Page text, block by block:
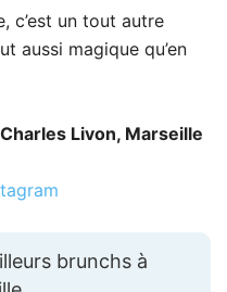
c’est un tout autre
aussi magique qu’en
Livon, Marseille
brunchs à